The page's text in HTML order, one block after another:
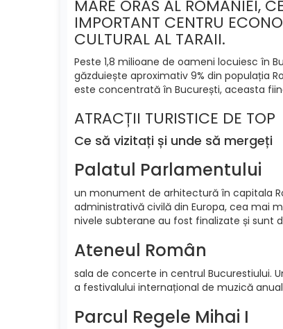
MARE ORAS AL ROMANIEI,
IMPORTANT CENTRU
CULTURAL AL TARAII.
Peste 1,8 milioane de oameni locuiesc în
găzduiește aproximativ 9% din populația
este concentrată în București, aceasta
ATRACȚII TURISTICE DE TOP
Ce să vizitați și unde să mergeți
Palatul Parlamentului
un monument de arhitectură în capitala
administrativă civilă din Europa, cea mai
nivele subterane au fost finalizate și sunt
Ateneul Român
sala de concerte in centrul Bucurestiului.
a festivalului internațional de muzică
Parcul Regele Mihai I